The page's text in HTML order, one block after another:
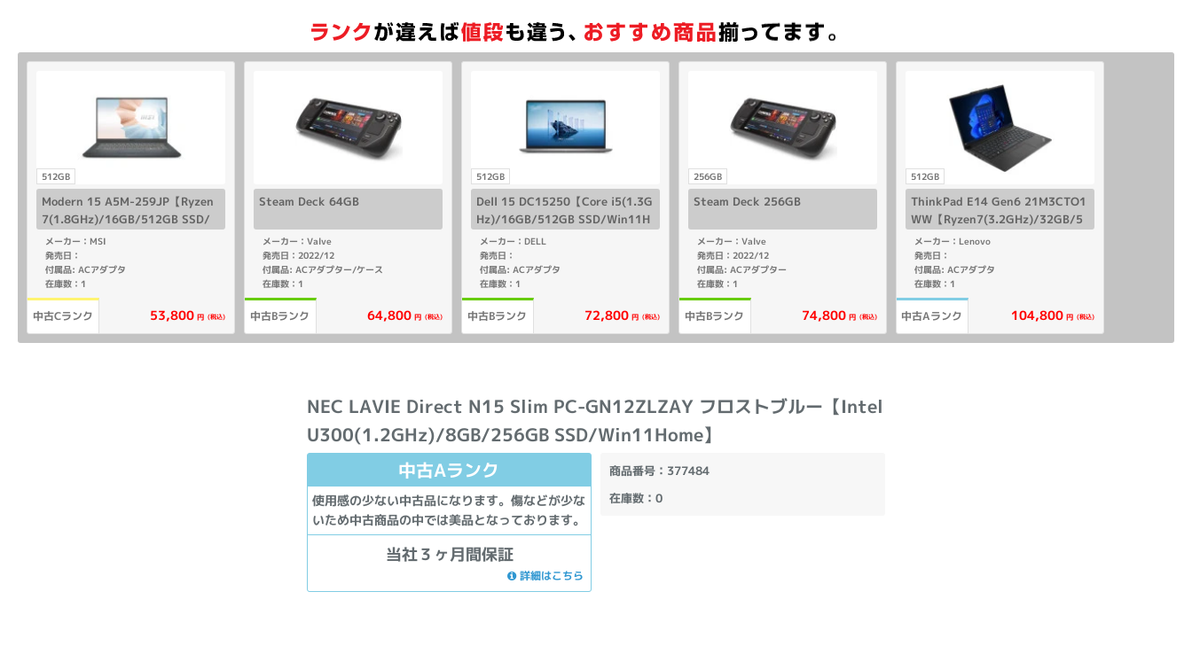
512GB
Modern 15 A5M-259JP【Ryzen
7(1.8GHz)/16GB/512GB SSD/
Win11Home】
メーカー：MSI
発売日：
付属品: ACアダプタ
在庫数：1
中古Cランク 53,800 円 (税込)
Steam Deck 64GB
メーカー：Valve
発売日：2022/12
付属品: ACアダプター/ケース
在庫数：1
中古Bランク 64,800 円 (税込)
512GB
Dell 15 DC15250【Core i5(1.3G
Hz)/16GB/512GB SSD/Win11H
ome】
メーカー：DELL
発売日：
付属品: ACアダプタ
在庫数：1
中古Bランク 72,800 円 (税込)
256GB
Steam Deck 256GB
メーカー：Valve
発売日：2022/12
付属品: ACアダプター
在庫数：1
中古Bランク 74,800 円 (税込)
512GB
ThinkPad E14 Gen6 21M3CTO1
WW【Ryzen7(3.2GHz)/32GB/5
12GB SSD/Win11Home】
メーカー：Lenovo
発売日：
付属品: ACアダプタ
在庫数：1
中古Aランク 104,800 円 (税込)
NEC LAVIE Direct N15 Slim PC-GN12ZLZAY フロストブルー【Intel
U300(1.2GHz)/8GB/256GB SSD/Win11Home】
中古Aランク
使用感の少ない中古品になります。傷などが少な
いため中古商品の中では美品となっております。
当社３ヶ月間保証
詳細はこちら
商品番号：377484
在庫数：0